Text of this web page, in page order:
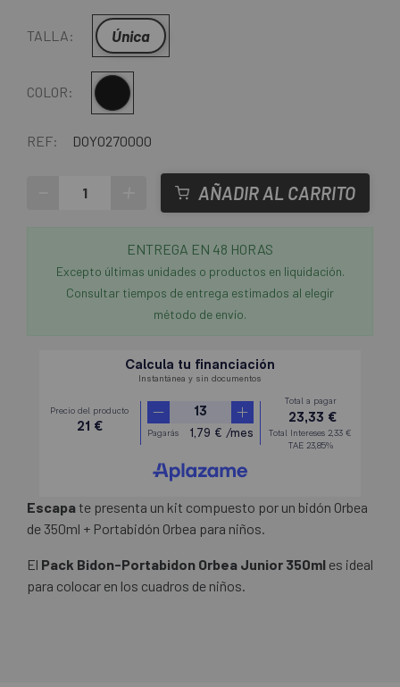
TALLA: Única
COLOR: Multi
REF: DOY0270000
AÑADIR AL CARRITO
ENTREGA EN 48 HORAS
Excepto últimas unidades o productos en liquidación.
Consultar tiempos de entrega estimados al elegir
método de envío.
Escapate presenta un kit compuesto por un bidón Orbea
de 350ml + Portabidón Orbea para niños.
El Pack Bidon-Portabidon Orbea Junior 350ml es ideal
para colocar en los cuadros de niños.